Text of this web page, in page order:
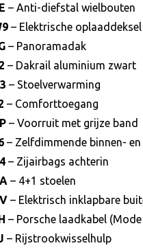
– Anti-diefstal wielbouten
– Elektrische oplaaddeksel
– Panoramadak
– Dakrail aluminium zwart
– Stoelverwarming
– Comforttoegang
– Voorruit met grijze band
– Zelfdimmende binnen-
– Zijairbags achterin
– 4+1 stoelen
– Elektrisch inklapbare
– Porsche laadkabel (Mode
– Rijstrookwisselhulp